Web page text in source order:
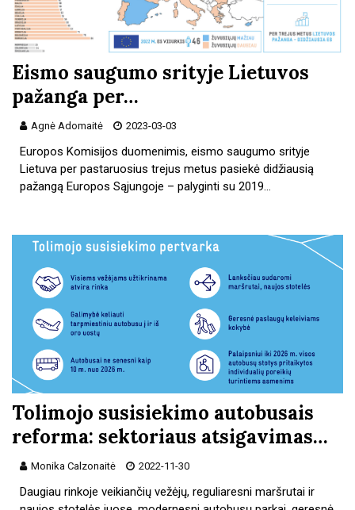
Eismo saugumo srityje Lietuvos
pažanga per…
Agnė Adomaitė 2023-03-03
Europos Komisijos duomenimis, eismo saugumo srityje
Lietuva per pastaruosius trejus metus pasiekė didžiausią
pažangą Europos Sąjungoje – palyginti su 2019…
Tolimojo susisiekimo autobusais
reforma: sektoriaus atsigavimas…
Monika Calzonaitė 2022-11-30
Daugiau rinkoje veikiančių vežėjų, reguliaresni maršrutai ir